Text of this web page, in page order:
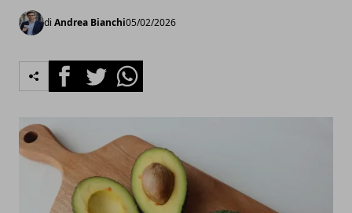
di Andrea Bianchi05/02/2026
FacebookTwitterWhatsapp